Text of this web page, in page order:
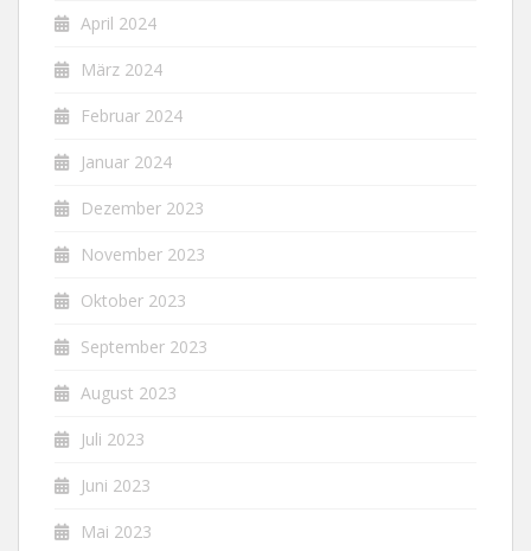
April 2024
März 2024
Februar 2024
Januar 2024
Dezember 2023
November 2023
Oktober 2023
September 2023
August 2023
Juli 2023
Juni 2023
Mai 2023